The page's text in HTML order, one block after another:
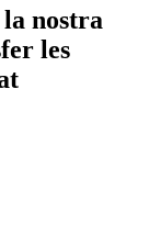
nostra
les